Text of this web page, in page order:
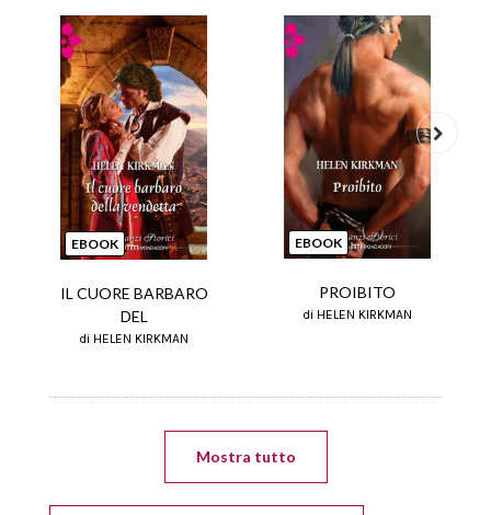
EBOOK
IL CUORE BARBARO
DEL
di HELEN KIRKMAN
EBOOK
PROIBITO
di HELEN KIRKMAN
Next
Mostra tutto